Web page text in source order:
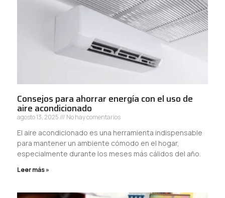
Consejos para ahorrar energía con el uso de
aire acondicionado
agosto 13, 2025 No hay comentarios
El aire acondicionado es una herramienta indispensable
para mantener un ambiente cómodo en el hogar,
especialmente durante los meses más cálidos del año.
Leer más »